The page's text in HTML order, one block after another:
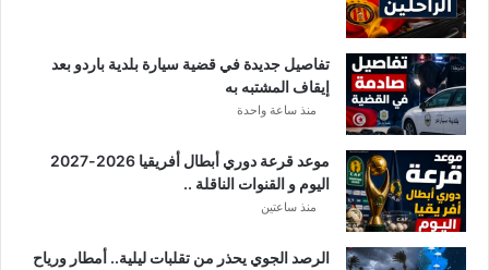
تفاصيل جديدة في قضية سيارة بلدية باردو بعد
إيقاف المشتبه به
منذ ساعة واحدة
موعد قرعة دوري أبطال أفريقيا 2026-2027
اليوم و القنوات الناقلة ..
منذ ساعتين
الرصد الجوي يحذر من تقلبات ليلية.. أمطار ورياح